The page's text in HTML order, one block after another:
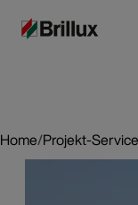
Home/Projekt-Service